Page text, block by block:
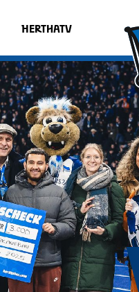
HERTHATV